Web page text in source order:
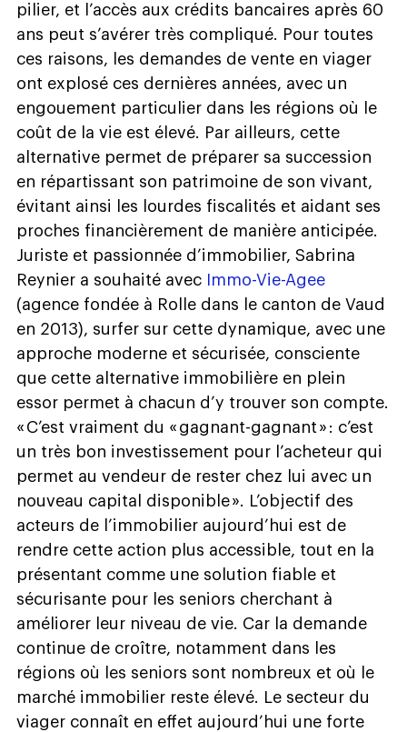
pilier, et l’accès aux crédits bancaires après 60
ans peut s’avérer très compliqué. Pour toutes
ces raisons, les demandes de vente en viager
ont explosé ces dernières années, avec un
engouement particulier dans les régions où le
coût de la vie est élevé. Par ailleurs, cette
alternative permet de préparer sa succession
en répartissant son patrimoine de son vivant,
évitant ainsi les lourdes fiscalités et aidant ses
proches financièrement de manière anticipée.
Juriste et passionnée d’immobilier, Sabrina
Reynier a souhaité avec
Immo-Vie-Agee
(agence fondée à Rolle dans le canton de Vaud
en 2013), surfer sur cette dynamique, avec une
approche moderne et sécurisée, consciente
que cette alternative immobilière en plein
essor permet à chacun d’y trouver son compte.
« C’est vraiment du « gagnant-gagnant » : c’est
un très bon investissement pour l’acheteur qui
permet au vendeur de rester chez lui avec un
nouveau capital disponible ». L’objectif des
acteurs de l’immobilier aujourd’hui est de
rendre cette action plus accessible, tout en la
présentant comme une solution fiable et
sécurisante pour les seniors cherchant à
améliorer leur niveau de vie. Car la demande
continue de croître, notamment dans les
régions où les seniors sont nombreux et où le
marché immobilier reste élevé. Le secteur du
viager connaît en effet aujourd’hui une forte